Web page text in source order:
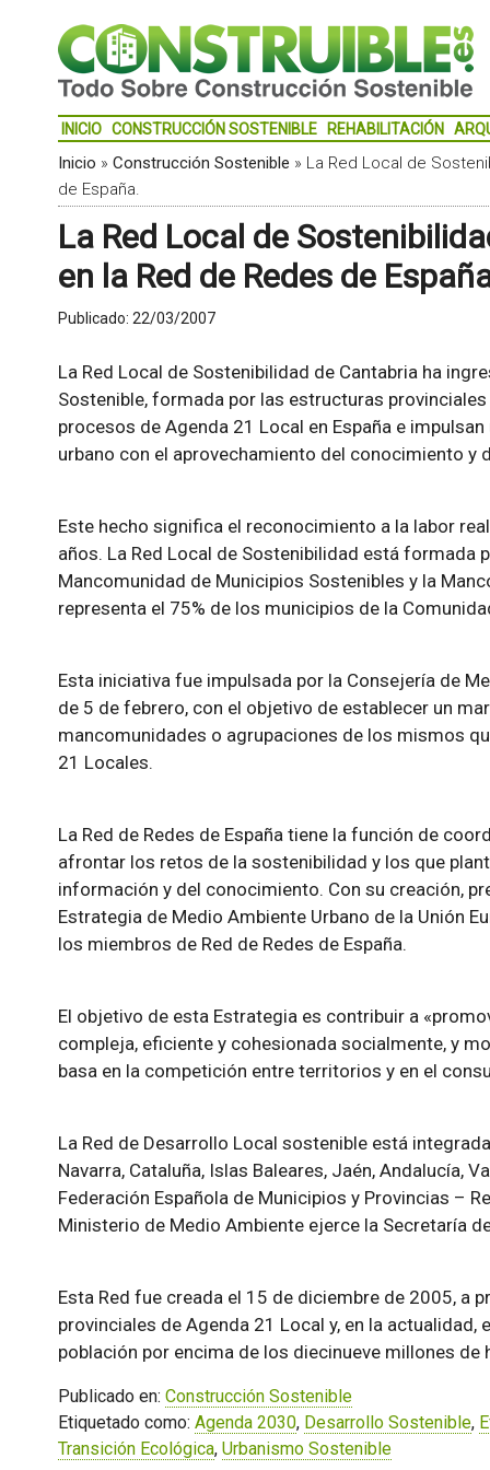
INICIO CONSTRUCCIÓN SOSTENIBLE REHABILITACIÓN
Inicio » Construcción Sostenible » La Red Local de
de España.
La Red Local de
en la Red de Redes de
Publicado: 22/03/2007
La Red Local de Sostenibilidad de Cantabria ha
Sostenible, formada por las estructuras
procesos de Agenda 21 Local en España e
urbano con el aprovechamiento del conocimiento y
Este hecho significa el reconocimiento a la labor
años. La Red Local de Sostenibilidad está formada
Mancomunidad de Municipios Sostenibles y la
representa el 75% de los municipios de la
Esta iniciativa fue impulsada por la Consejería de
de 5 de febrero, con el objetivo de establecer un
mancomunidades o agrupaciones de los mismos
21 Locales.
La Red de Redes de España tiene la función de
afrontar los retos de la sostenibilidad y los que
información y del conocimiento. Con su creación,
Estrategia de Medio Ambiente Urbano de la Unión
los miembros de Red de Redes de España.
El objetivo de esta Estrategia es contribuir a
compleja, eficiente y cohesionada socialmente, y
basa en la competición entre territorios y en el
La Red de Desarrollo Local sostenible está
Navarra, Cataluña, Islas Baleares, Jaén, Andalucía,
Federación Española de Municipios y Provincias –
Ministerio de Medio Ambiente ejerce la Secretaría
Esta Red fue creada el 15 de diciembre de 2005, a
provinciales de Agenda 21 Local y, en la
población por encima de los diecinueve millones de
Publicado en: Construcción Sostenible
Etiquetado como: Agenda 2030, Desarrollo Sostenible,
Transición Ecológica, Urbanismo Sostenible